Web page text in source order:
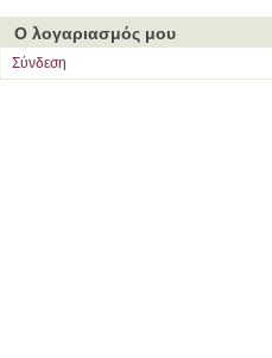
Ο λογαριασμός μου
Σύνδεση